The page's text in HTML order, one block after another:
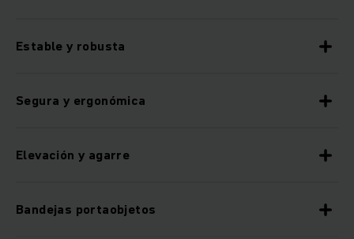
Estable y robusta
Segura y ergonómica
Elevación y agarre
Bandejas portaobjetos